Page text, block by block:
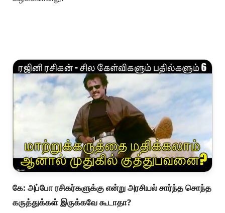
ரசிப்பவன். அவர் எந்த முடிவெடுத்தாலும் அதைப் புரிந்து
சிறுமைப்படுத்த ரஜினி ரசிகன் என்ற பெயரில் கருத்து
கூறுவதால், மற்றவர்கள் ரஜினி ரசிகரே கூறுவதாக
நினைக்கிறார்கள்.
இது ரஜினிக்கு மட்டுமல்ல மற்ற முன்னணி நடிகர்களுக்கும்
இது போல ரசிகர் போர்வையில் வந்து கருத்துக் கூறுவது
வழக்கம்.
சமூகத்தளங்களில் இது போன்ற பிரச்சனைகள்
வழக்கமானது.